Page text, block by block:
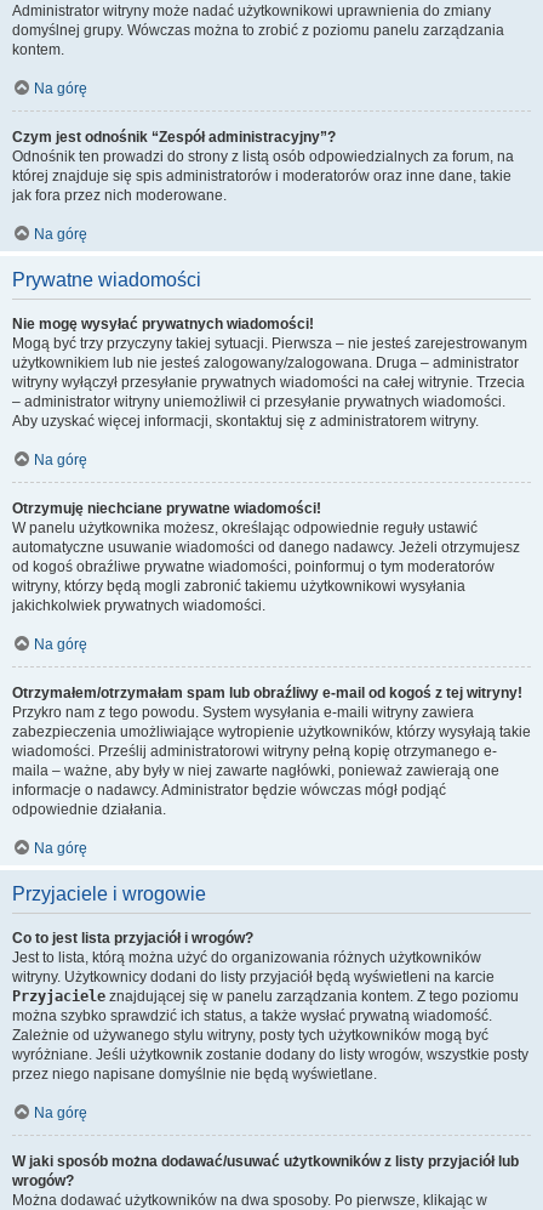
Administrator witryny może nadać użytkownikowi uprawnienia do zmiany
domyślnej grupy. Wówczas można to zrobić z poziomu panelu zarządzania
kontem.
Na górę
Czym jest odnośnik “Zespół administracyjny”?
Odnośnik ten prowadzi do strony z listą osób odpowiedzialnych za forum, na
której znajduje się spis administratorów i moderatorów oraz inne dane, takie
jak fora przez nich moderowane.
Na górę
Prywatne wiadomości
Nie mogę wysyłać prywatnych wiadomości!
Mogą być trzy przyczyny takiej sytuacji. Pierwsza – nie jesteś zarejestrowanym
użytkownikiem lub nie jesteś zalogowany/zalogowana. Druga – administrator
witryny wyłączył przesyłanie prywatnych wiadomości na całej witrynie. Trzecia
– administrator witryny uniemożliwił ci przesyłanie prywatnych wiadomości.
Aby uzyskać więcej informacji, skontaktuj się z administratorem witryny.
Na górę
Otrzymuję niechciane prywatne wiadomości!
W panelu użytkownika możesz, określając odpowiednie reguły ustawić
automatyczne usuwanie wiadomości od danego nadawcy. Jeżeli otrzymujesz
od kogoś obraźliwe prywatne wiadomości, poinformuj o tym moderatorów
witryny, którzy będą mogli zabronić takiemu użytkownikowi wysyłania
jakichkolwiek prywatnych wiadomości.
Na górę
Otrzymałem/otrzymałam spam lub obraźliwy e-mail od kogoś z tej witryny!
Przykro nam z tego powodu. System wysyłania e-maili witryny zawiera
zabezpieczenia umożliwiające wytropienie użytkowników, którzy wysyłają takie
wiadomości. Prześlij administratorowi witryny pełną kopię otrzymanego e-
maila – ważne, aby były w niej zawarte nagłówki, ponieważ zawierają one
informacje o nadawcy. Administrator będzie wówczas mógł podjąć
odpowiednie działania.
Na górę
Przyjaciele i wrogowie
Co to jest lista przyjaciół i wrogów?
Jest to lista, którą można użyć do organizowania różnych użytkowników
witryny. Użytkownicy dodani do listy przyjaciół będą wyświetleni na karcie
Przyjaciele znajdującej się w panelu zarządzania kontem. Z tego poziomu
można szybko sprawdzić ich status, a także wysłać prywatną wiadomość.
Zależnie od używanego stylu witryny, posty tych użytkowników mogą być
wyróżniane. Jeśli użytkownik zostanie dodany do listy wrogów, wszystkie posty
przez niego napisane domyślnie nie będą wyświetlane.
Na górę
W jaki sposób można dodawać/usuwać użytkowników z listy przyjaciół lub
wrogów?
Można dodawać użytkowników na dwa sposoby. Po pierwsze, klikając w